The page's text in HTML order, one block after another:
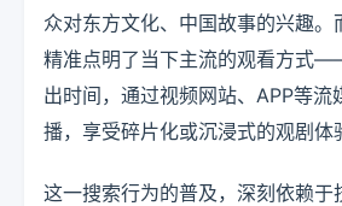
众对东方文化、中国故事的兴趣。
精准点明了当下主流的观看方式
出时间，通过视频网站、APP等流
播，享受碎片化或沉浸式的观剧体
这一搜索行为的普及，深刻依赖于